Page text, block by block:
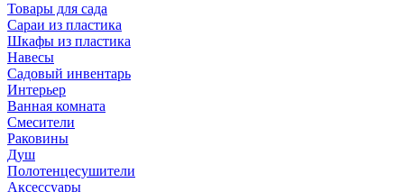
Товары для сада
Сараи из пластика
Шкафы из пластика
Навесы
Садовый инвентарь
Интерьер
Ванная комната
Смесители
Раковины
Душ
Полотенцесушители
Аксессуары